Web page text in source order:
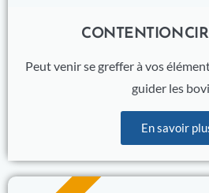
CONTENTION
Peut venir se greffer à vos
guider les
En savoir